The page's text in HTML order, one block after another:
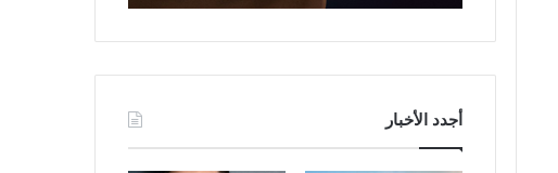
أجدد الأخبار